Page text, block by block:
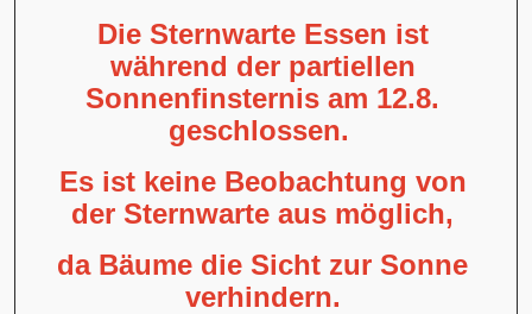
Die Sternwarte Essen ist
während der partiellen
Sonnenfinsternis am 12.8.
geschlossen.
Es ist keine Beobachtung von
der Sternwarte aus möglich,
da Bäume die Sicht zur Sonne
verhindern.